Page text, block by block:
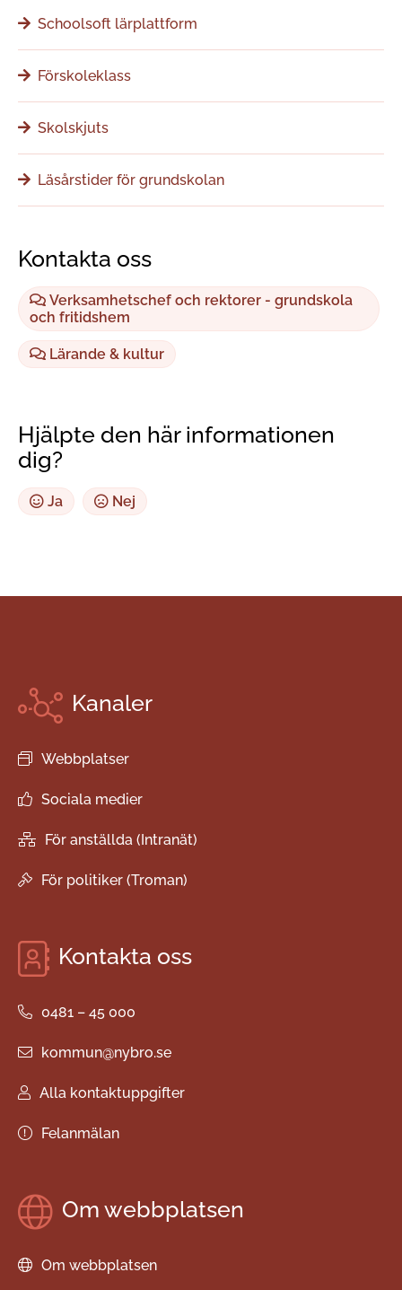
Schoolsoft lärplattform
Förskoleklass
Skolskjuts
Läsårstider för grundskolan
Kontakta oss
Verksamhetschef och rektorer - grundskola
och fritidshem
Lärande & kultur
Hjälpte den här informationen
dig?
Ja Nej
Kanaler
Webbplatser
Sociala medier
För anställda (Intranät)
För politiker (Troman)
Kontakta oss
0481 – 45 000
kommun@nybro.se
Alla kontaktuppgifter
Felanmälan
Om webbplatsen
Om webbplatsen